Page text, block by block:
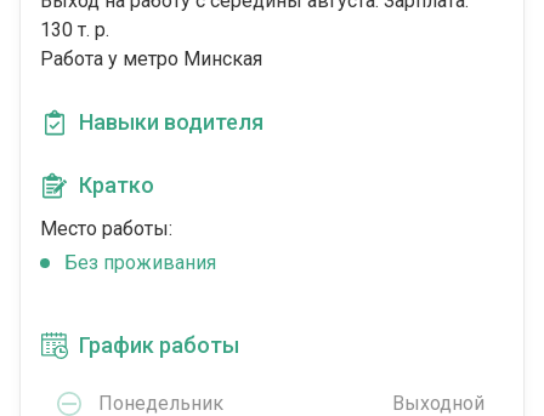
130 т. р.
Работа у метро Минская
Навыки водителя
Кратко
Место работы:
Без проживания
График работы
Понедельник Выходной